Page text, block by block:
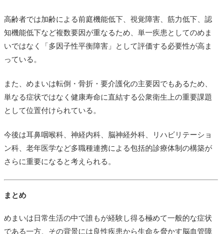
高齢者では加齢による前庭機能低下、視覚障害、筋力低下、認
知機能低下など複数要因が重なるため、単一疾患としてのめま
いではなく「多因子性平衡障害」として評価する必要性が高ま
っている。
また、めまいは転倒・骨折・要介護化の主要因でもあるため、
単なる症状ではなく健康寿命に直結する公衆衛生上の重要課題
として位置付けられている。
今後は耳鼻咽喉科、神経内科、脳神経外科、リハビリテーショ
ン科、老年医学など多職種連携による包括的診療体制の構築が
さらに重要になると考えられる。
まとめ
めまいは日常生活の中で誰もが経験し得る極めて一般的な症状
である一方、その背景には良性疾患から生命を脅かす脳血管障